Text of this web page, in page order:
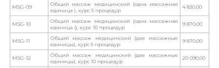
MSG-09
Общий массаж медицинский (одна массажная
единица ), курс 5 процедур
4 830,00
MSG-10
Общий массаж медицинский (одна массажная
единица (), курс 10 процедур
9 870,00
MSG-11
Общий массаж медицинский (две массажные
единицы), курс 5 процедур
9 870,00
MSG-12
Общий массаж медицинский (две массажные
единицы), курс 10 процедур
20 090,00